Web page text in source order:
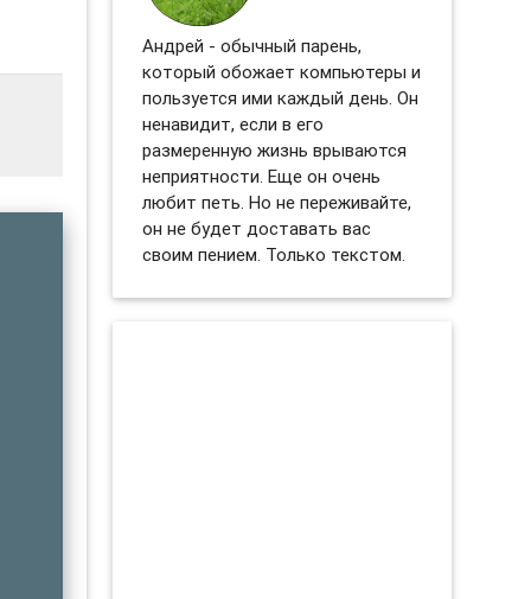
Андрей - обычный парень,
который обожает компьютеры и
пользуется ими каждый день. Он
ненавидит, если в его
размеренную жизнь врываются
неприятности. Еще он очень
любит петь. Но не переживайте,
он не будет доставать вас
своим пением. Только текстом.